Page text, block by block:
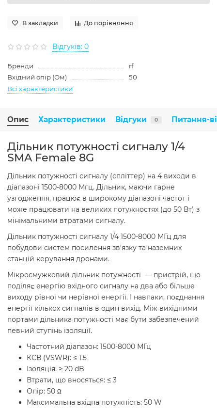
В закладки До порівняння
Відгуків: 0
Бренди
rf
Вхідний опір (Ом)
50
Всі характеристики
Опис Характеристики Відгуки 0 Питання-
Дільник потужності сигналу 1/4
SMA Female 8G
Дільник потужності сигналу (спліттер) на 4 виходи в
діапазоні 1500-8000 Мгц. Дільник, маючи гарне
узгодження, працює в широкому діапазоні частот і
може працювати на великих потужностях (до 50 Вт) з
мінімальними втратами сигналу.
Дільник потужності сигналу 1/4 1500-8000 МГц для
побудови систем посилення зв'язку та наземних
станцій керування дронами.
Мікросмужковий дільник потужності — пристрій, що
поділяє енергію вхідного сигналу на два або більше
виходу рівної чи нерівної енергії. І навпаки, поєднання
енергії кількох сигналів в один вихід. Між вихідними
портами дільника потужності має бути забезпечений
певний ступінь ізоляції.
Частотний діапазон: 1500-8000 МГц
КСВ (VSWR): ≤ 1.5
Ізоляція: ≥ 20 dB
Втрати, що вносяться: ≤ 3
Опір: 50 Ω
Максимальна вхідна потужність: 50 W